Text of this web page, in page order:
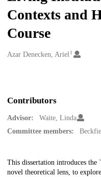
Contexts and
Course
Creators
Azar Denecken, Ariel1
Contributors
Advisor:
Waite, Linda
Committee members:
Description
This dissertation introduces
novel theoretical lens, to